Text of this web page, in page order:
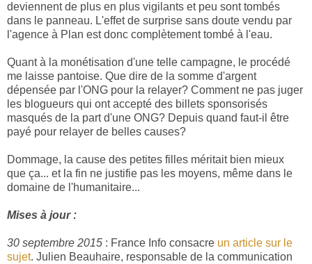
deviennent de plus en plus vigilants et peu sont tombés
dans le panneau. L'effet de surprise sans doute vendu par
l'agence à Plan est donc complètement tombé à l'eau.
Quant à la monétisation d'une telle campagne, le procédé
me laisse pantoise. Que dire de la somme d'argent
dépensée par l'ONG pour la relayer? Comment ne pas juger
les blogueurs qui ont accepté des billets sponsorisés
masqués de la part d'une ONG? Depuis quand faut-il être
payé pour relayer de belles causes?
Dommage, la cause des petites filles méritait bien mieux
que ça... et la fin ne justifie pas les moyens, même dans le
domaine de l'humanitaire...
Mises à jour :
30 septembre 2015 : France Info consacre un article sur le
sujet. Julien Beauhaire, responsable de la communication